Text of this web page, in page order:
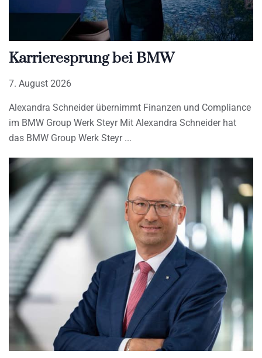
Karrieresprung bei BMW
7. August 2026
Alexandra Schneider übernimmt Finanzen und Compliance
im BMW Group Werk Steyr Mit Alexandra Schneider hat
das BMW Group Werk Steyr